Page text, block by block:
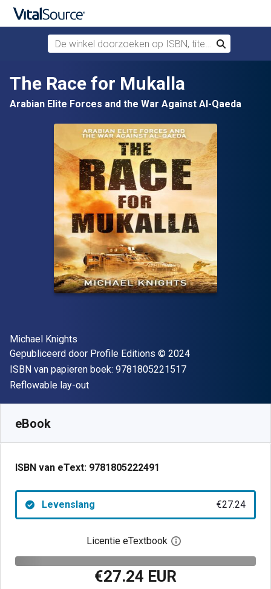
Verdergaan naar belangrijkste inhoud
De winkel doorzoeken op ISBN, titel of auteur
Zoek
The Race for Mukalla
Arabian Elite Forces and the War Against Al-Qaeda
Auteur(s)
Michael Knights
Uitgever
Gepubliceerd door Profile Editions Copyright
© 2024
ISBN van papieren boek: 9781805221517"ISBN-13
Indeling
Reflowable lay-out
eBook
ISBN van eText: 9781805222491
Levenslang €27.24
Licentie eTextbook Open het
€27.24 EUR